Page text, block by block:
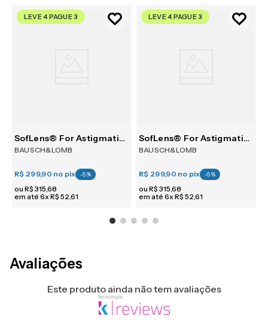
LEVE 4 PAGUE 3
SofLens® For Astigmatism 6
BAUSCH&LOMB
R$ 299,90 no pix -5%
ou R$ 315,68
em até 6xR$ 52,61
LEVE 4 PAGUE 3
SofLens® For Astigmatism 6
BAUSCH&LOMB
R$ 299,90 no pix -5%
ou R$ 315,68
em até 6xR$ 52,61
Avaliações
Este produto ainda não tem avaliações